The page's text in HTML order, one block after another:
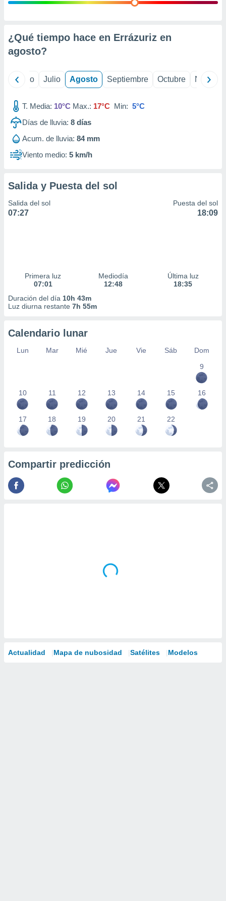
e
mediante
de
1199
¿Qué tiempo hace en Errázuriz en
agosto?
Junio Julio Agosto Septiembre Octubre
T. Media: 10°C Max.: 17°C Min: 5°C
Días de lluvia: 8 días
Acum. de lluvia: 84 mm
Viento medio: 5 km/h
Salida y Puesta del sol
Salida del sol
07:27
Puesta del sol
18:09
Primera luz
07:01
Mediodía
12:48
Última luz
18:35
Duración del día 10h 43m
Luz diurna restante 7h 55m
Calendario lunar
Lun Mar Mié Jue Vie Sáb
Dom
9
10 11 12 13 14 15 16
17 18 19 20 21 22
Compartir predicción
Actualidad Mapa de nubosidad Satélites Modelos